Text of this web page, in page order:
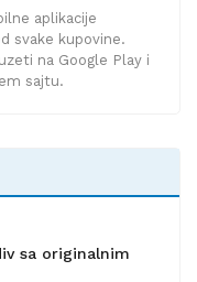
aplikacije
svake kupovine.
na Google Play i
sajtu.
sa originalnim